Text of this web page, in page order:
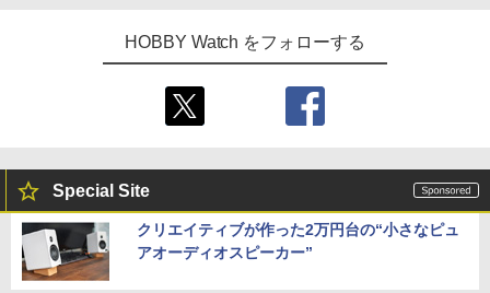
HOBBY Watch をフォローする
Special Site
クリエイティブが作った2万円台の“小さなピュ
アオーディオスピーカー”